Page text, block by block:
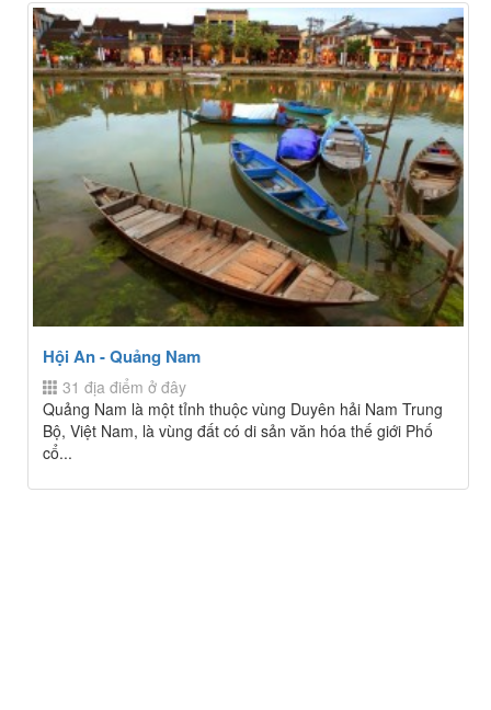
Hội An - Quảng Nam
31 địa điểm ở đây
Quảng Nam là một tỉnh thuộc vùng Duyên hải Nam Trung
Bộ, Việt Nam, là vùng đất có di sản văn hóa thế giới Phố
cổ...